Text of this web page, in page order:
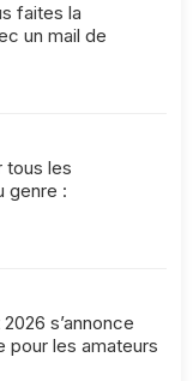
faites la
un mail de
tous les
genre :
s’annonce
pour les amateurs